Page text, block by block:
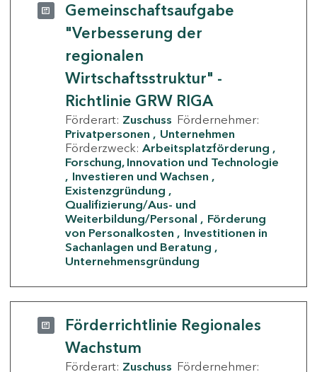
Gemeinschaftsaufgabe
"Verbesserung der
regionalen
Wirtschaftsstruktur" -
Richtlinie GRW RIGA
Förderart: Zuschuss Fördernehmer:
Privatpersonen
Unternehmen
Förderzweck: Arbeitsplatzförderung
Forschung, Innovation und Technologie
Investieren und Wachsen
Existenzgründung
Qualifizierung/Aus- und
Weiterbildung/Personal
Förderung
von Personalkosten
Investitionen in
Sachanlagen und Beratung
Unternehmensgründung
Förderrichtlinie Regionales
Wachstum
Förderart: Zuschuss Fördernehmer: